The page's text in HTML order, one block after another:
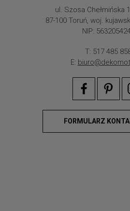
ul. Szosa Chełmińska
87-100 Toruń, woj.
NIP:
T: 517 485
E:
FORMULARZ